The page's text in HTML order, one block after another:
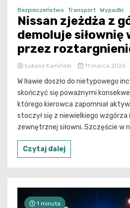
Bezpieczeństwo Transport Wypadki
Nissan zjeżdża z
demoluje siłownię
przez
Łukasz Kamiński 11 marca 2026
W Iławie doszło do nietypowego
skończyć się poważnymi
którego kierowca zapomniał
stoczył się z niewielkiego wzgórza
zewnętrznej siłowni. Szczęście w
Czytaj dalej
1 minuta